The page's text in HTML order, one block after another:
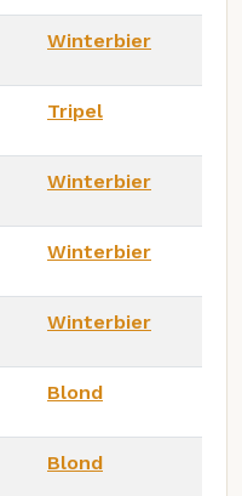
Winterbier
Tripel
Winterbier
Winterbier
Winterbier
Blond
Blond